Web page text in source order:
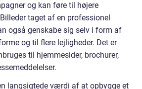
og kan føre til højere
taget af en professionel
også genskabe sig selv i form af
og til flere lejligheder. Det er
til hjemmesider, brochurer,
langsigtede værdi af at opbygge et